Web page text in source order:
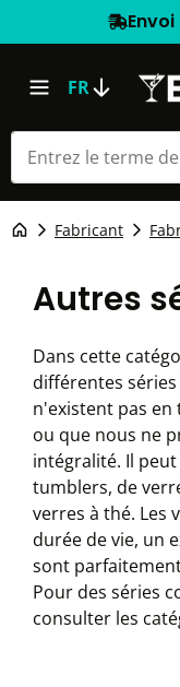
FR
Fabricant
Autres
Dans cette
différentes
n'existent pas
ou que nous ne
intégralité. Il
tumblers, de
verres à thé. Les
durée de vie, un
sont
Pour des séries
consulter les